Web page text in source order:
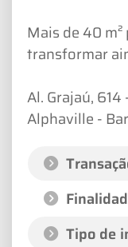
Mais de 40
transformar
Al. Grajaú, 614
Alphaville -
Tipo de